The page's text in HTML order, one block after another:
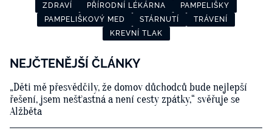
ZDRAVÍ PŘÍRODNÍ LÉKÁRNA
PAMPELIŠKY
PAMPELIŠKOVÝ MED
STÁRNUTÍ
TRÁVENÍ
KREVNÍ TLAK
NEJČTENĚJŠÍ ČLÁNKY
„Děti mě přesvědčily, že domov důchodců bude nejlepší
řešení, jsem nešťastná a není cesty zpátky,“ svěřuje se
Alžběta